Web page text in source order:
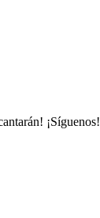
¡Síguenos!